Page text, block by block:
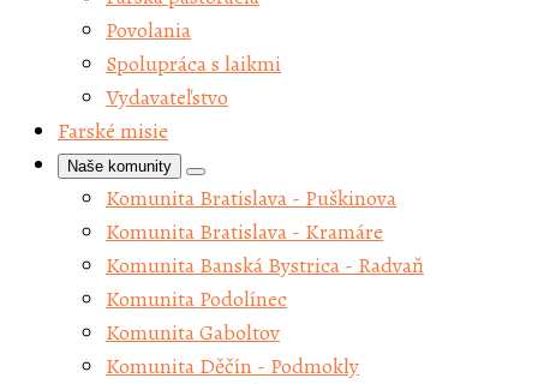
Povolania
Spolupráca s laikmi
Vydavateľstvo
Farské misie
Naše komunity
Komunita Bratislava - Puškinova
Komunita Bratislava - Kramáre
Komunita Banská Bystrica - Radvaň
Komunita Podolínec
Komunita Gaboltov
Komunita Děčín - Podmokly